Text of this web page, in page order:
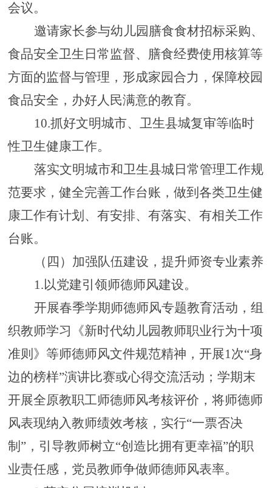
会议。
邀请家长参与幼儿园膳食食材招标采购、
食品安全卫生日常监督、膳食经费使用核算等
方面的监督与管理，形成家园合力，保障校园
食品安全，办好人民满意的教育。
10.抓好文明城市、卫生县城复审等临时
性卫生健康工作。
落实文明城市和卫生县城日常管理工作规
范要求，健全完善工作台账，做到各类卫生健
康工作有计划、有安排、有落实、有相关工作
台账。
（四）加强队伍建设，提升师资专业素养
1.以党建引领师德师风建设。
开展春季学期师德师风专题教育活动，组
织教师学习《新时代幼儿园教师职业行为十项
准则》 等师德师风文件规范精神 ，开展1次“身
边的榜样”演讲比赛或心得交流活动； 学期末
开展全原教职工师德师风考核评价， 将师德师
风表现纳入教师绩效考核，实行“一票否决
制”，引导教师树立“创造比拥有更幸福”的职
业责任感，党员教师争做师德师风表率。